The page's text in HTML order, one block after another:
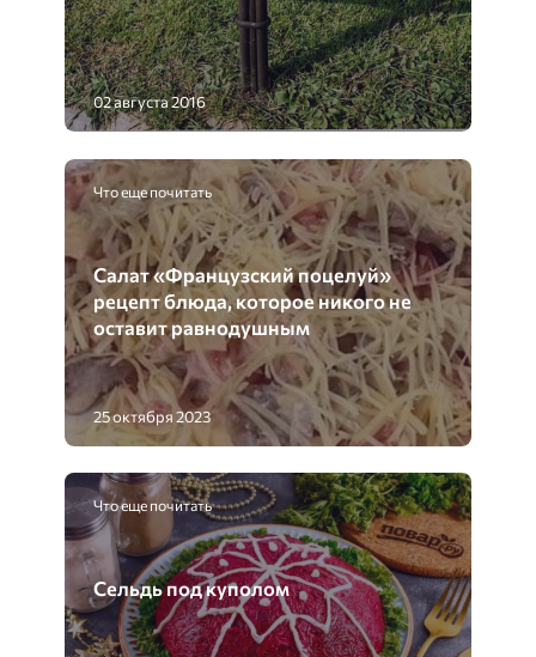
02 августа 2016
Что еще почитать
Салат «Французский поцелуй»
рецепт блюда, которое никого не
оставит равнодушным
25 октября 2023
Что еще почитать
Сельдь под куполом